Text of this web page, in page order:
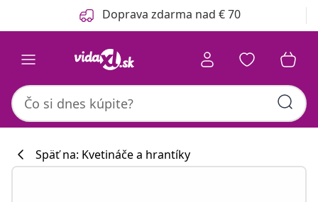
Predchádzajúce Doprava zdarma nad € 70
Späť na: Kvetináče a hrantíky